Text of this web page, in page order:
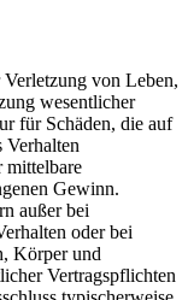
von Leben,
wesentlicher
für Schäden, die auf
Verhalten
mittelbare
Gewinn.
außer bei
oder bei
Körper und
Vertragspflichten